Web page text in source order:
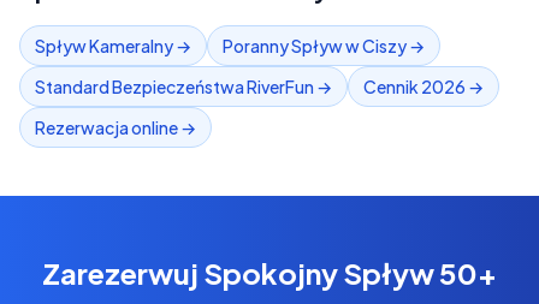
Spływ Kameralny→ Poranny Spływ w Ciszy→
Standard Bezpieczeństwa RiverFun → Cennik 2026 →
Rezerwacja online→
Zarezerwuj Spokojny Spływ 50+